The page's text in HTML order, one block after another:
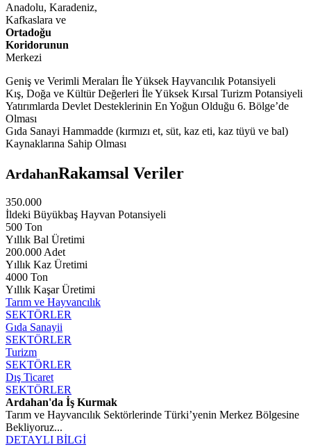
Anadolu, Karadeniz,
Kafkaslara ve
Ortadoğu
Koridorunun
Merkezi
Geniş ve Verimli Meraları İle Yüksek Hayvancılık Potansiyeli
Kış, Doğa ve Kültür Değerleri İle Yüksek Kırsal Turizm Potansiyeli
Yatırımlarda Devlet Desteklerinin En Yoğun Olduğu 6. Bölge’de
Olması
Gıda Sanayi Hammadde (kırmızı et, süt, kaz eti, kaz tüyü ve bal)
Kaynaklarına Sahip Olması
ArdahanRakamsal Veriler
350.000
İldeki Büyükbaş Hayvan Potansiyeli
500 Ton
Yıllık Bal Üretimi
200.000 Adet
Yıllık Kaz Üretimi
4000 Ton
Yıllık Kaşar Üretimi
Tarım ve Hayvancılık
SEKTÖRLER
Gıda Sanayii
SEKTÖRLER
Turizm
SEKTÖRLER
Dış Ticaret
SEKTÖRLER
Ardahan'da İş Kurmak
Tarım ve Hayvancılık Sektörlerinde Türki’yenin Merkez Bölgesine
Bekliyoruz...
DETAYLI BİLGİ